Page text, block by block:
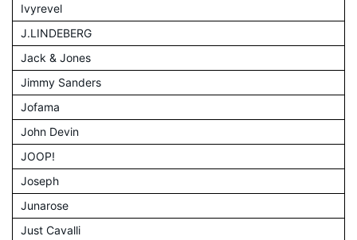
Ivyrevel
J.LINDEBERG
Jack & Jones
Jimmy Sanders
Jofama
John Devin
JOOP!
Joseph
Junarose
Just Cavalli